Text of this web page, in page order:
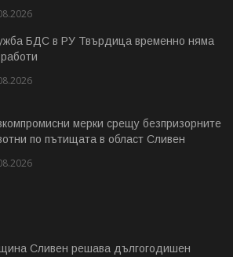
БДС в РУ Твърдица временно няма
мерки срещу безпризорните
по пътищата в област Сливен
Сливен решава дългогодишен